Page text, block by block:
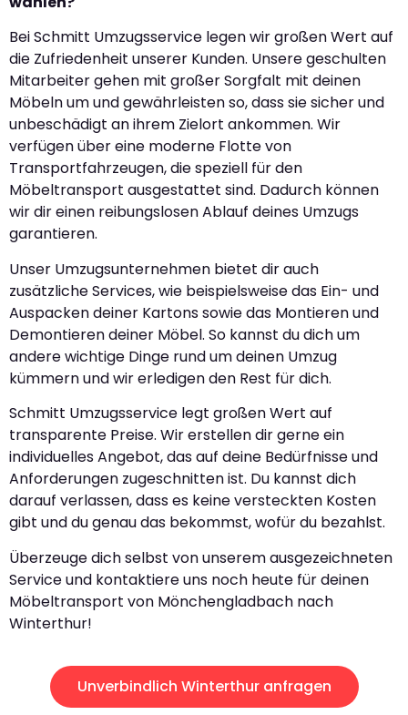
Bei Schmitt Umzugsservice legen wir großen Wert auf
die Zufriedenheit unserer Kunden. Unsere geschulten
Mitarbeiter gehen mit großer Sorgfalt mit deinen
Möbeln um und gewährleisten so, dass sie sicher und
unbeschädigt an ihrem Zielort ankommen. Wir
verfügen über eine moderne Flotte von
Transportfahrzeugen, die speziell für den
Möbeltransport ausgestattet sind. Dadurch können
wir dir einen reibungslosen Ablauf deines Umzugs
garantieren.
Unser Umzugsunternehmen bietet dir auch
zusätzliche Services, wie beispielsweise das Ein- und
Auspacken deiner Kartons sowie das Montieren und
Demontieren deiner Möbel. So kannst du dich um
andere wichtige Dinge rund um deinen Umzug
kümmern und wir erledigen den Rest für dich.
Schmitt Umzugsservice legt großen Wert auf
transparente Preise. Wir erstellen dir gerne ein
individuelles Angebot, das auf deine Bedürfnisse und
Anforderungen zugeschnitten ist. Du kannst dich
darauf verlassen, dass es keine versteckten Kosten
gibt und du genau das bekommst, wofür du bezahlst.
Überzeuge dich selbst von unserem ausgezeichneten
Service und kontaktiere uns noch heute für deinen
Möbeltransport von Mönchengladbach nach
Winterthur!
Unverbindlich Winterthur anfragen